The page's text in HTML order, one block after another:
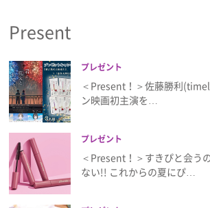
Present
プレゼント
＜Present！＞佐藤勝利
ン映画初主演を…
プレゼント
＜Present！＞すきぴと会う
ない!! これからの夏にぴ…